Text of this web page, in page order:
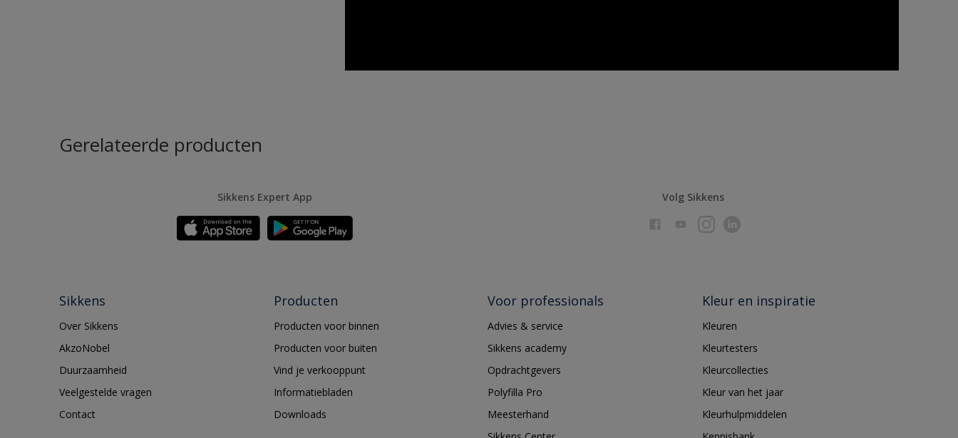
Gerelateerde producten
Sikkens Expert App Volg Sikkens
Sikkens
Over Sikkens
AkzoNobel
Duurzaamheid
Veelgestelde vragen
Contact
Producten
Producten voor binnen
Producten voor buiten
Vind je verkooppunt
Informatiebladen
Downloads
Voor professionals
Advies & service
Sikkens academy
Opdrachtgevers
Polyfilla Pro
Meesterhand
Kleur en inspiratie
Kleuren
Kleurtesters
Kleurcollecties
Kleur van het jaar
Kleurhulpmiddelen